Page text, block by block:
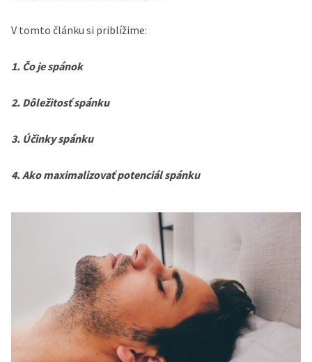
V tomto článku si priblížime:
1. Čo je spánok
2. Dôležitosť spánku
3. Účinky spánku
4. Ako maximalizovať potenciál spánku